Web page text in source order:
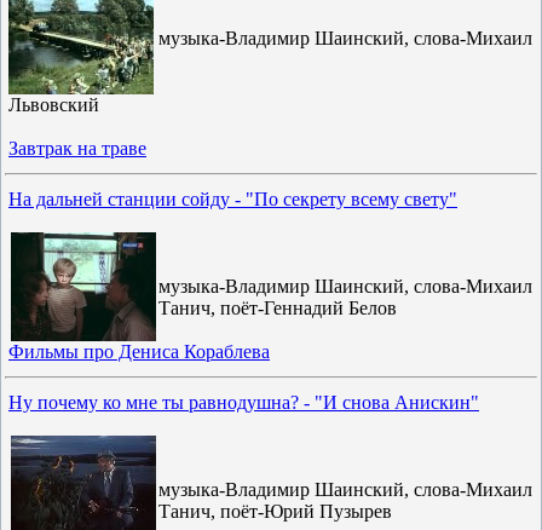
музыка-Владимир Шаинский, слова-Михаил
Львовский
Завтрак на траве
На дальней станции сойду - "По секрету всему свету"
музыка-Владимир Шаинский, слова-Михаил
Танич, поёт-Геннадий Белов
Фильмы про Дениса Кораблева
Ну почему ко мне ты равнодушна? - "И снова Анискин"
музыка-Владимир Шаинский, слова-Михаил
Танич, поёт-Юрий Пузырев